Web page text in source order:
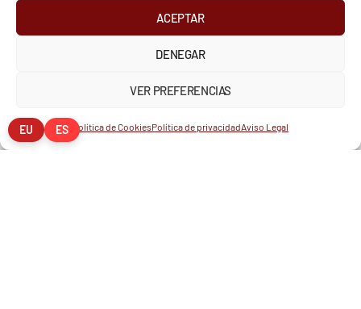
ACEPTAR
DENEGAR
VER PREFERENCIAS
Política de CookiesPolítica de privacidadAviso Legal
EU ES